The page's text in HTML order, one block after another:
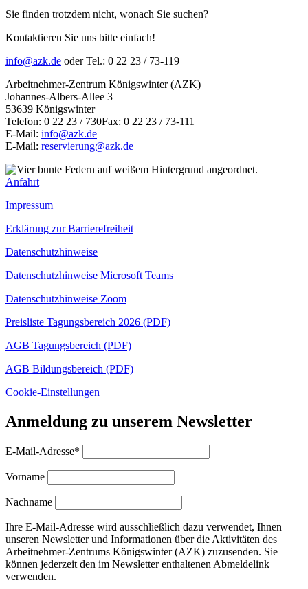
Sie finden trotzdem nicht, wonach Sie suchen?
Kontaktieren Sie uns bitte einfach!
info@azk.de oder Tel.: 0 22 23 / 73-119
Arbeitnehmer-Zentrum Königswinter (AZK)
Johannes-Albers-Allee 3
53639 Königswinter
Telefon: 0 22 23 / 730Fax: 0 22 23 / 73-111
E-Mail: info@azk.de
E-Mail: reservierung@azk.de
Anfahrt
Impressum
Erklärung zur Barrierefreiheit
Datenschutzhinweise
Datenschutzhinweise Microsoft Teams
Datenschutzhinweise Zoom
Preisliste Tagungsbereich 2026 (PDF)
AGB Tagungsbereich (PDF)
AGB Bildungsbereich (PDF)
Cookie-Einstellungen
Anmeldung zu unserem Newsletter
E-Mail-Adresse*
Vorname
Nachname
Ihre E-Mail-Adresse wird ausschließlich dazu verwendet, Ihnen
unseren Newsletter und Informationen über die Aktivitäten des
Arbeitnehmer-Zentrums Königswinter (AZK) zuzusenden. Sie
können jederzeit den im Newsletter enthaltenen Abmeldelink
verwenden.